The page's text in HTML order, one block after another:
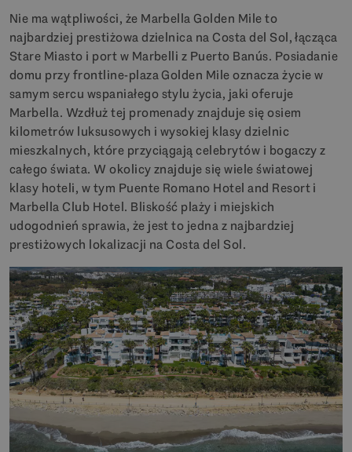
Nie ma wątpliwości, że Marbella Golden Mile to
najbardziej prestiżowa dzielnica na Costa del Sol, łącząca
Stare Miasto i port w Marbelli z Puerto Banús. Posiadanie
domu przy frontline-plaza Golden Mile oznacza życie w
samym sercu wspaniałego stylu życia, jaki oferuje
Marbella. Wzdłuż tej promenady znajduje się osiem
kilometrów luksusowych i wysokiej klasy dzielnic
mieszkalnych, które przyciągają celebrytów i bogaczy z
całego świata. W okolicy znajduje się wiele światowej
klasy hoteli, w tym Puente Romano Hotel and Resort i
Marbella Club Hotel. Bliskość plaży i miejskich
udogodnień sprawia, że jest to jedna z najbardziej
prestiżowych lokalizacji na Costa del Sol.